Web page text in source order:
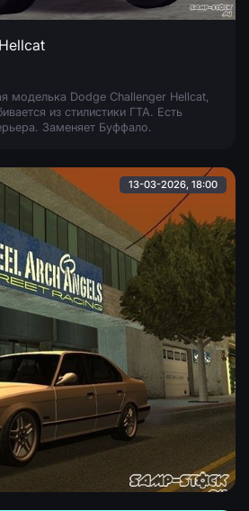
моделька Dodge Challenger Hellcat,
из стилистики ГТА. Есть
Заменяет Буффало.
13-03-2026, 18:00
и без багов, отлично
"merit".